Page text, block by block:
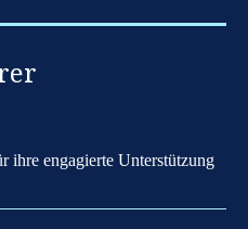
ihre engagierte Unterstützung